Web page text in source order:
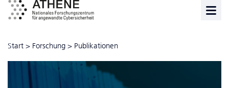
Start > Forschung > Publikationen